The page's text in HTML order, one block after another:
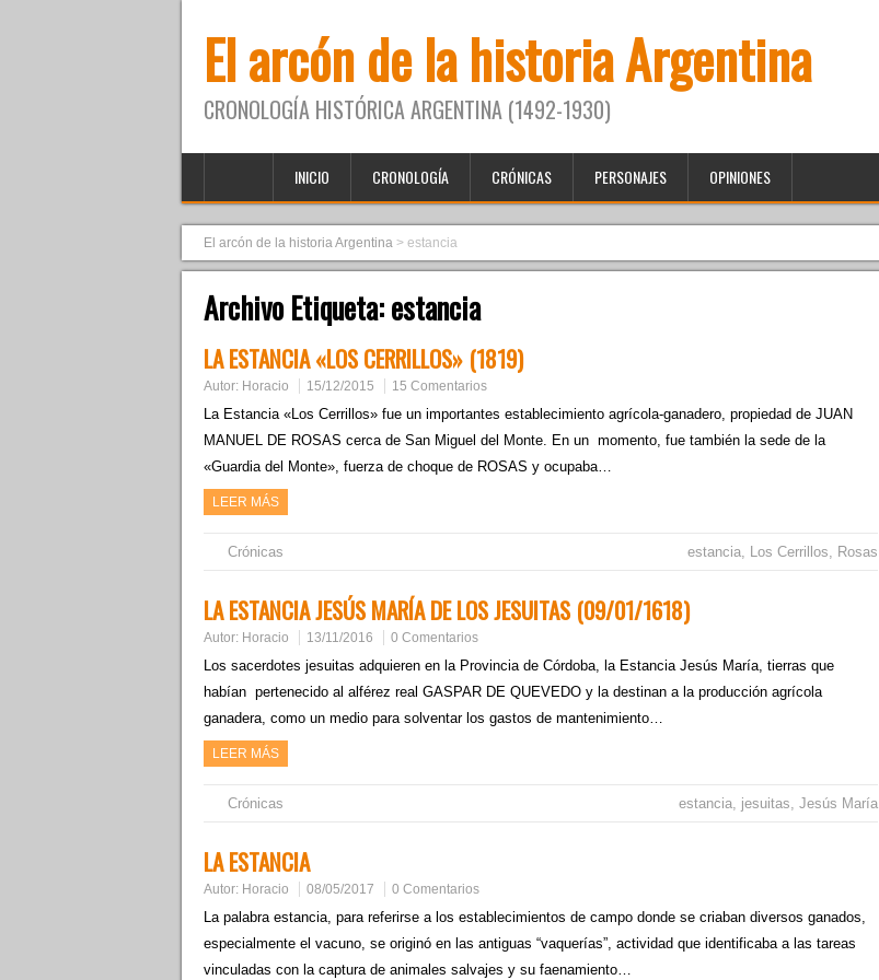
El arcón de la historia Argentina
CRONOLOGÍA HISTÓRICA ARGENTINA (1492-1930)
INICIO CRONOLOGÍA CRÓNICAS PERSONAJES OPINIONES
El arcón de la historia Argentina > estancia
Archivo Etiqueta:estancia
LA ESTANCIA «LOS CERRILLOS» (1819)
Autor: Horacio 15/12/2015 15 Comentarios
La Estancia «Los Cerrillos» fue un importantes establecimiento agrícola-ganadero, propiedad de JUAN
MANUEL DE ROSAS cerca de San Miguel del Monte. En un momento, fue también la sede de la
«Guardia del Monte», fuerza de choque de ROSAS y ocupaba…
LEER MÁS
Crónicas estancia, Los Cerrillos, Rosas
LA ESTANCIA JESÚS MARÍA DE LOS JESUITAS (09/01/1618)
Autor: Horacio 13/11/2016 0 Comentarios
Los sacerdotes jesuitas adquieren en la Provincia de Córdoba, la Estancia Jesús María, tierras que
habían pertenecido al alférez real GASPAR DE QUEVEDO y la destinan a la producción agrícola
ganadera, como un medio para solventar los gastos de mantenimiento…
LEER MÁS
Crónicas estancia, jesuitas, Jesús María
LA ESTANCIA
Autor: Horacio 08/05/2017 0 Comentarios
La palabra estancia, para referirse a los establecimientos de campo donde se criaban diversos ganados,
especialmente el vacuno, se originó en las antiguas “vaquerías”, actividad que identificaba a las tareas
vinculadas con la captura de animales salvajes y su faenamiento…